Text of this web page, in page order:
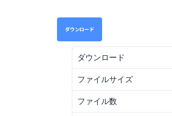
ダウンロード
ダウンロード
ファイルサイズ
ファイル数